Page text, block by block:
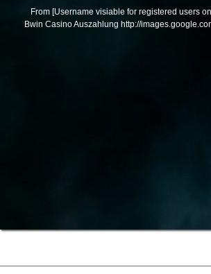
From [Username visiable for registered users
Bwin Casino Auszahlung http://